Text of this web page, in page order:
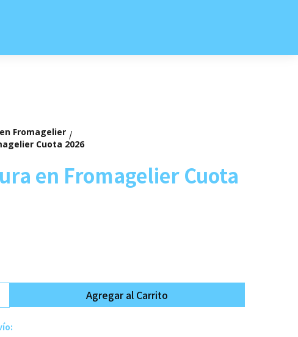
Fromagelier /
Cuota 2026
en Fromagelier Cuota
Agregar al Carrito